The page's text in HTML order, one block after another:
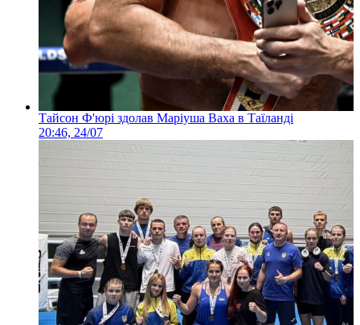
Тайсон Ф'юрі здолав Маріуша Ваха в Таїланді
20:46, 24/07